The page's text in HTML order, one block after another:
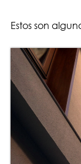
Estos son